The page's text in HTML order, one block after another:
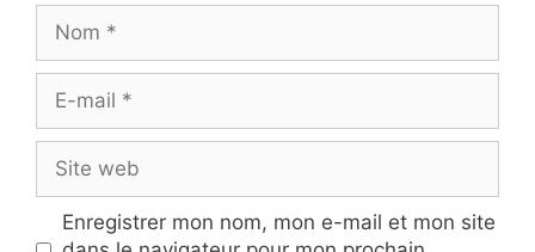
mail
web
Enregistrer mon nom, mon e-mail et mon site